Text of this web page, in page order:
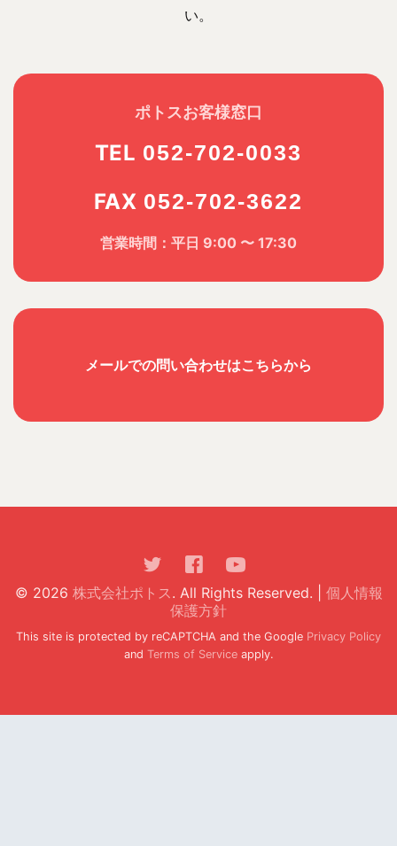
い。
ポトスお客様窓口
TEL 052-702-0033
FAX 052-702-3622
営業時間：平日 9:00 〜 17:30
メールでの問い合わせはこちらから
© 2026 株式会社ポトス. All Rights Reserved. | 個人情報
保護方針
This site is protected by reCAPTCHA and the Google Privacy Policy
and Terms of Serviceapply.